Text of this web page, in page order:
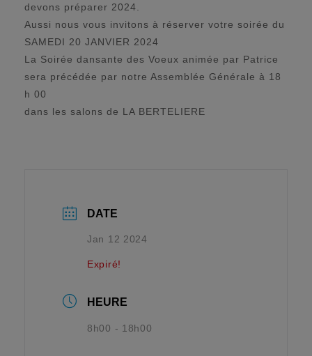
devons préparer 2024.
Aussi nous vous invitons à réserver votre soirée du
SAMEDI 20 JANVIER 2024
La Soirée dansante des Voeux animée par Patrice
sera précédée par notre Assemblée Générale à 18
h 00
dans les salons de LA BERTELIERE
DATE
Jan 12 2024
Expiré!
HEURE
8h00 - 18h00